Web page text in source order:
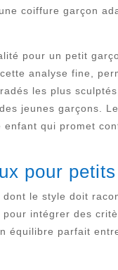
coiffure garçon
pour un petit
analyse fine,
les plus
jeunes garçons.
qui promet
pour
dont le style doit
intégrer des
équilibre parfait